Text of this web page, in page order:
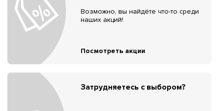
Возможно, вы найдёте что-то среди
наших акций!
Посмотреть акции
Затрудняетесь с выбором?